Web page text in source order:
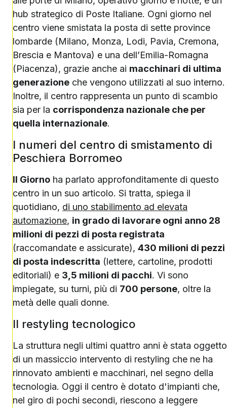
hub strategico di Poste Italiane. Ogni giorno nel
centro viene smistata la posta di sette province
lombarde (Milano, Monza, Lodi, Pavia, Cremona,
Brescia e Mantova) e una dell’Emilia-Romagna
(Piacenza), grazie anche ai macchinari di ultima
generazione che vengono utilizzati al suo interno.
Inoltre, il centro rappresenta un punto di scambio
sia per la corrispondenza nazionale che per
quella internazionale.
I numeri del centro di smistamento di
Peschiera Borromeo
Il Giorno ha parlato approfonditamente di questo
centro in un suo articolo. Si tratta, spiega il
quotidiano, di uno stabilimento ad elevata
automazione, in grado di lavorare ogni anno 28
milioni di pezzi di posta registrata
(raccomandate e assicurate), 430 milioni di pezzi
di posta indescritta (lettere, cartoline, prodotti
editoriali) e 3,5 milioni di pacchi. Vi sono
impiegate, su turni, più di 700 persone, oltre la
metà delle quali donne.
Il restyling tecnologico
La struttura negli ultimi quattro anni è stata oggetto
di un massiccio intervento di restyling che ne ha
rinnovato ambienti e macchinari, nel segno della
tecnologia. Oggi il centro è dotato d'impianti che,
nel giro di pochi secondi, riescono a leggere